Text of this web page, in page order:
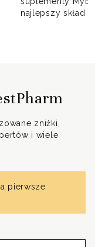
najlepszy skład
zniżki,
i wiele
pierwsze